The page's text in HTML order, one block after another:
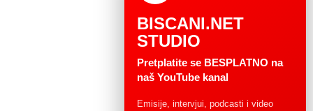
BISCANI.NET
STUDIO
Pretplatite se BESPLATNO na
naš YouTube kanal
Emisije, intervjui, podcasti i video